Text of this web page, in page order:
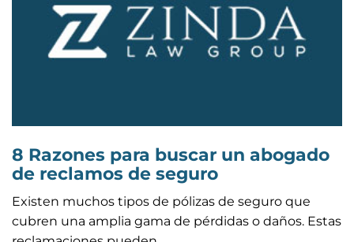
8 Razones para buscar un abogado
de reclamos de seguro
Existen muchos tipos de pólizas de seguro que
cubren una amplia gama de pérdidas o daños. Estas